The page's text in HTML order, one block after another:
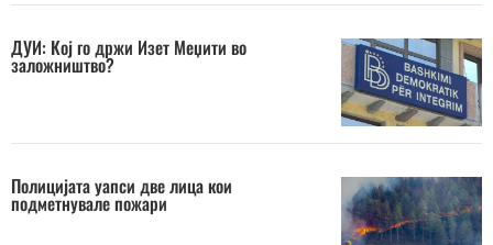
ДУИ: Кој го држи Изет Меџити во
заложништво?
Полицијата уапси две лица кои
подметнувале пожари